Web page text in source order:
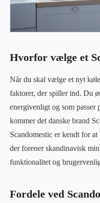
Hvorfor vælge et
Når du skal vælge et nyt
faktorer, der spiller ind. Du
energivenligt og som
kommer det danske brand
Scandomestic er kendt for
der forener skandinavisk
funktionalitet og
Fordele ved